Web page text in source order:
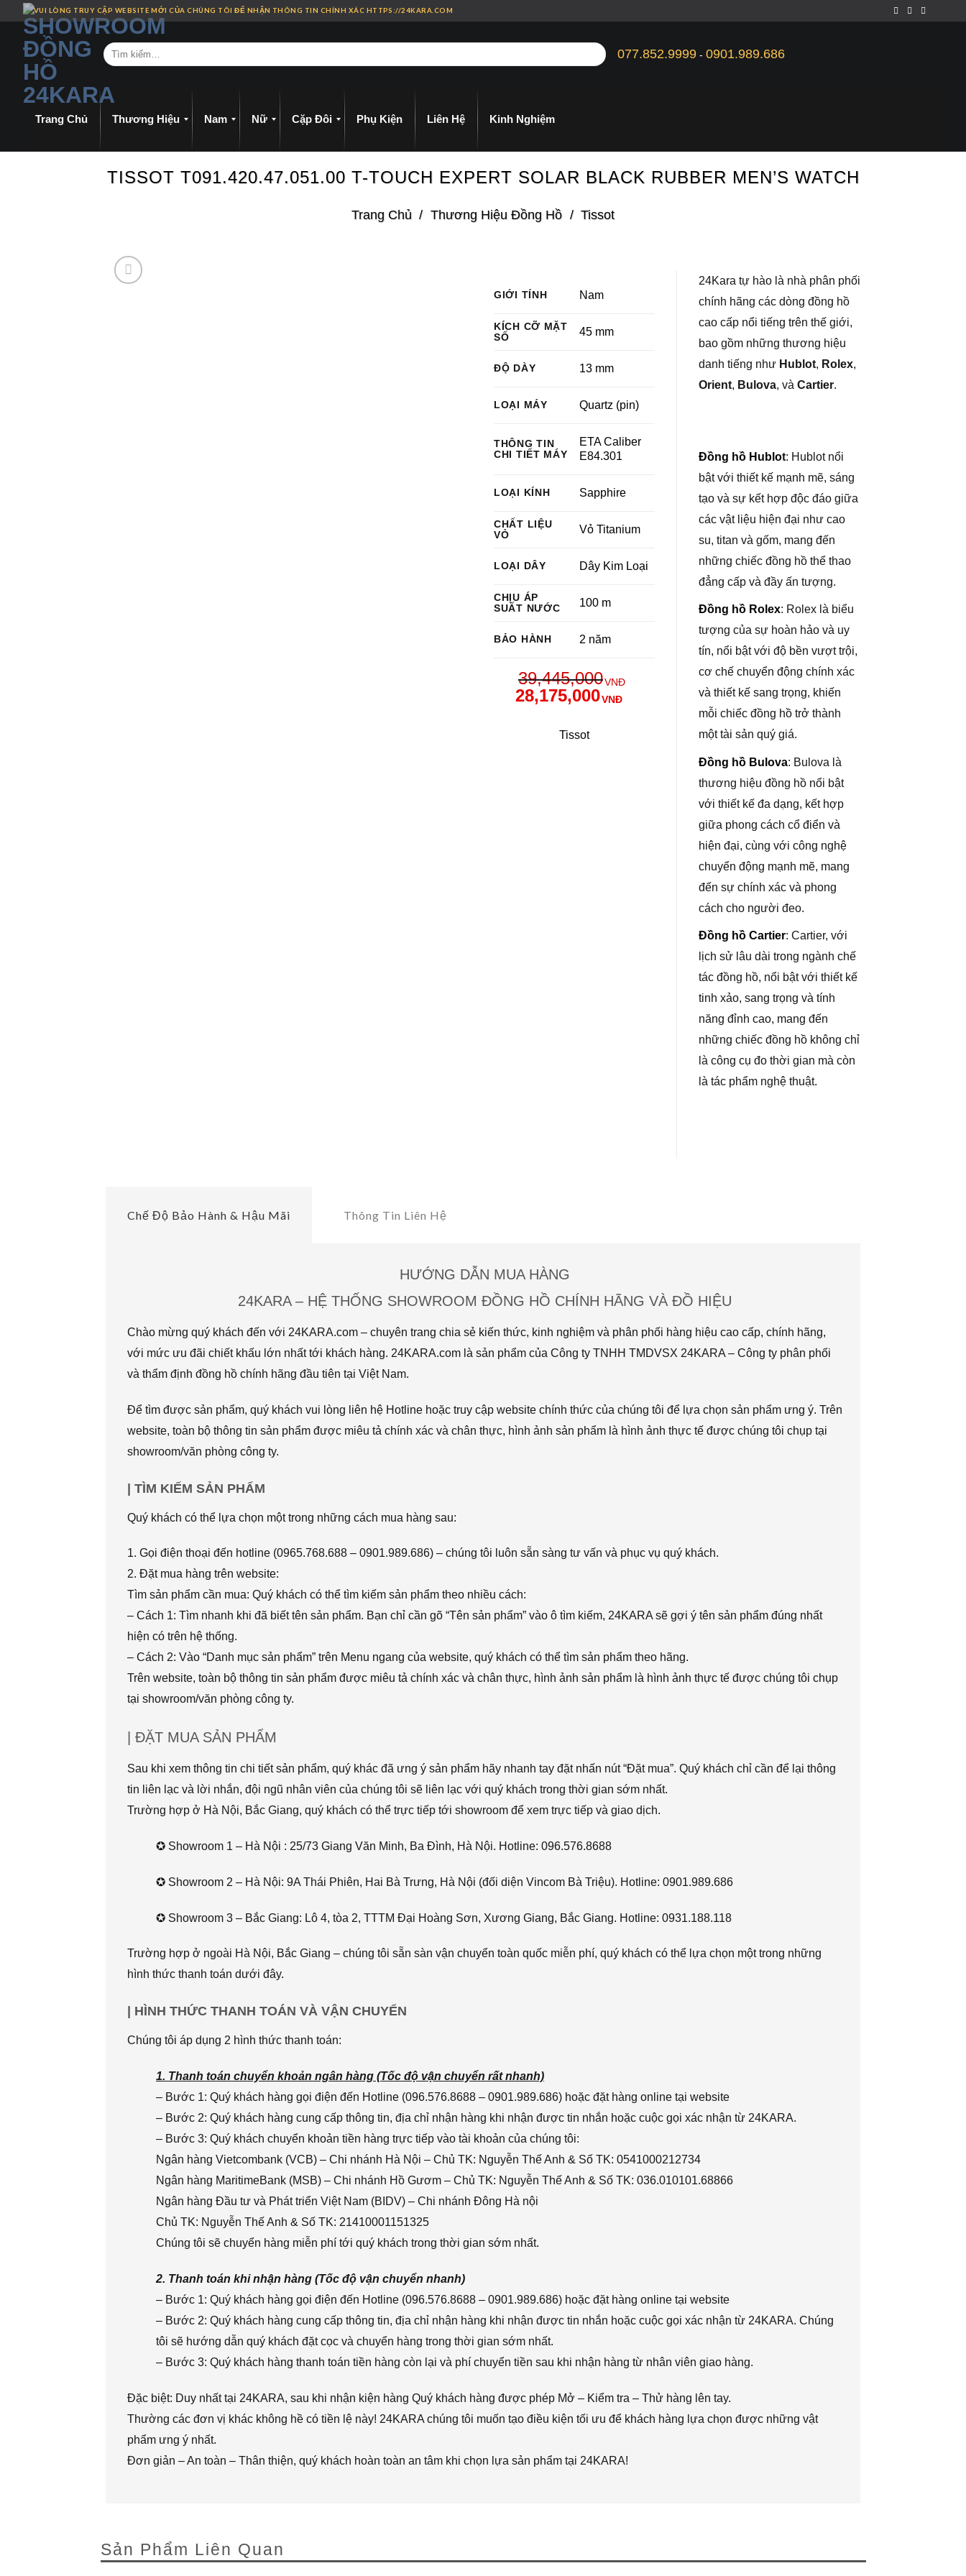
content
VUI LÒNG TRUY CẬP WEBSITE MỚI CỦA CHÚNG TÔI ĐỂ NHẬN THÔNG TIN CHÍNH XÁC HTTPS://24KARA.COM
077.852.9999- 0901.989.686
Trang Chủ Thương Hiệu Nam Nữ Cặp Đôi Phụ Kiện Liên Hệ Kinh Nghiệm
TISSOT T091.420.47.051.00 T-TOUCH EXPERT SOLAR BLACK RUBBER MEN’S WATCH
Trang Chủ / Thương Hiệu Đồng Hồ / Tissot
GIỚI TÍNH Nam
KÍCH CỠ MẶT
SỐ
45 mm
ĐỘ DÀY 13 mm
LOẠI MÁY Quartz (pin)
THÔNG TIN
CHI TIẾT MÁY
ETA Caliber
E84.301
LOẠI KÍNH Sapphire
CHẤT LIỆU
VỎ
Vỏ Titanium
LOẠI DÂY Dây Kim Loại
CHỊU ÁP
SUẤT NƯỚC
100 m
BẢO HÀNH 2 năm
39,445,000VNĐ
28,175,000VNĐ
Tissot
24Kara tự hào là nhà phân phối
chính hãng các dòng đồng hồ
cao cấp nổi tiếng trên thế giới,
bao gồm những thương hiệu
danh tiếng như Hublot, Rolex,
Orient, Bulova, và Cartier.
Đồng hồ Hublot: Hublot nổi
bật với thiết kế mạnh mẽ, sáng
tạo và sự kết hợp độc đáo giữa
các vật liệu hiện đại như cao
su, titan và gốm, mang đến
những chiếc đồng hồ thể thao
đẳng cấp và đầy ấn tượng.
Đồng hồ Rolex: Rolex là biểu
tượng của sự hoàn hảo và uy
tín, nổi bật với độ bền vượt trội,
cơ chế chuyển động chính xác
và thiết kế sang trọng, khiến
mỗi chiếc đồng hồ trở thành
một tài sản quý giá.
Đồng hồ Bulova: Bulova là
thương hiệu đồng hồ nổi bật
với thiết kế đa dạng, kết hợp
giữa phong cách cổ điển và
hiện đại, cùng với công nghệ
chuyển động mạnh mẽ, mang
đến sự chính xác và phong
cách cho người đeo.
Đồng hồ Cartier: Cartier, với
lịch sử lâu dài trong ngành chế
tác đồng hồ, nổi bật với thiết kế
tinh xảo, sang trọng và tính
năng đỉnh cao, mang đến
những chiếc đồng hồ không chỉ
là công cụ đo thời gian mà còn
là tác phẩm nghệ thuật.
Chế Độ Bảo Hành & Hậu Mãi Thông Tin Liên Hệ
HƯỚNG DẪN MUA HÀNG
24KARA – HỆ THỐNG SHOWROOM ĐỒNG HỒ CHÍNH HÃNG VÀ ĐỒ HIỆU
Chào mừng quý khách đến với 24KARA.com – chuyên trang chia sẻ kiến thức, kinh nghiệm và phân phối hàng hiệu cao cấp, chính hãng,
với mức ưu đãi chiết khấu lớn nhất tới khách hàng. 24KARA.com là sản phẩm của Công ty TNHH TMDVSX 24KARA – Công ty phân phối
và thẩm định đồng hồ chính hãng đầu tiên tại Việt Nam.
Để tìm được sản phẩm, quý khách vui lòng liên hệ Hotline hoặc truy cập website chính thức của chúng tôi để lựa chọn sản phẩm ưng ý. Trên
website, toàn bộ thông tin sản phẩm được miêu tả chính xác và chân thực, hình ảnh sản phẩm là hình ảnh thực tế được chúng tôi chụp tại
showroom/văn phòng công ty.
| TÌM KIẾM SẢN PHẨM
Quý khách có thể lựa chọn một trong những cách mua hàng sau:
1. Gọi điện thoại đến hotline (0965.768.688 – 0901.989.686) – chúng tôi luôn sẵn sàng tư vấn và phục vụ quý khách.
2. Đặt mua hàng trên website:
Tìm sản phẩm cần mua: Quý khách có thể tìm kiếm sản phẩm theo nhiều cách:
– Cách 1: Tìm nhanh khi đã biết tên sản phẩm. Bạn chỉ cần gõ “Tên sản phẩm” vào ô tìm kiếm, 24KARA sẽ gợi ý tên sản phẩm đúng nhất
hiện có trên hệ thống.
– Cách 2: Vào “Danh mục sản phẩm” trên Menu ngang của website, quý khách có thể tìm sản phẩm theo hãng.
Trên website, toàn bộ thông tin sản phẩm được miêu tả chính xác và chân thực, hình ảnh sản phẩm là hình ảnh thực tế được chúng tôi chụp
tại showroom/văn phòng công ty.
| ĐẶT MUA SẢN PHẨM
Sau khi xem thông tin chi tiết sản phẩm, quý khác đã ưng ý sản phẩm hãy nhanh tay đặt nhấn nút “Đặt mua”. Quý khách chỉ cần để lại thông
tin liên lạc và lời nhắn, đội ngũ nhân viên của chúng tôi sẽ liên lạc với quý khách trong thời gian sớm nhất.
Trường hợp ở Hà Nội, Bắc Giang, quý khách có thể trực tiếp tới showroom để xem trực tiếp và giao dịch.
✪ Showroom 1 – Hà Nội : 25/73 Giang Văn Minh, Ba Đình, Hà Nội. Hotline: 096.576.8688
✪ Showroom 2 – Hà Nội: 9A Thái Phiên, Hai Bà Trưng, Hà Nội (đối diện Vincom Bà Triệu). Hotline: 0901.989.686
✪ Showroom 3 – Bắc Giang: Lô 4, tòa 2, TTTM Đại Hoàng Sơn, Xương Giang, Bắc Giang. Hotline: 0931.188.118
Trường hợp ở ngoài Hà Nội, Bắc Giang – chúng tôi sẵn sàn vận chuyển toàn quốc miễn phí, quý khách có thể lựa chọn một trong những
hình thức thanh toán dưới đây.
| HÌNH THỨC THANH TOÁN VÀ VẬN CHUYỂN
Chúng tôi áp dụng 2 hình thức thanh toán:
1. Thanh toán chuyển khoản ngân hàng (Tốc độ vận chuyển rất nhanh)
– Bước 1: Quý khách hàng gọi điện đến Hotline (096.576.8688 – 0901.989.686) hoặc đặt hàng online tại website
– Bước 2: Quý khách hàng cung cấp thông tin, địa chỉ nhận hàng khi nhận được tin nhắn hoặc cuộc gọi xác nhận từ 24KARA.
– Bước 3: Quý khách chuyển khoản tiền hàng trực tiếp vào tài khoản của chúng tôi:
Ngân hàng Vietcombank (VCB) – Chi nhánh Hà Nội – Chủ TK: Nguyễn Thế Anh & Số TK: 0541000212734
Ngân hàng MaritimeBank (MSB) – Chi nhánh Hồ Gươm – Chủ TK: Nguyễn Thế Anh & Số TK: 036.010101.68866
Ngân hàng Đầu tư và Phát triển Việt Nam (BIDV) – Chi nhánh Đông Hà nội
Chủ TK: Nguyễn Thế Anh & Số TK: 21410001151325
Chúng tôi sẽ chuyển hàng miễn phí tới quý khách trong thời gian sớm nhất.
2. Thanh toán khi nhận hàng (Tốc độ vận chuyển nhanh)
– Bước 1: Quý khách hàng gọi điện đến Hotline (096.576.8688 – 0901.989.686) hoặc đặt hàng online tại website
– Bước 2: Quý khách hàng cung cấp thông tin, địa chỉ nhận hàng khi nhận được tin nhắn hoặc cuộc gọi xác nhận từ 24KARA. Chúng
tôi sẽ hướng dẫn quý khách đặt cọc và chuyển hàng trong thời gian sớm nhất.
– Bước 3: Quý khách hàng thanh toán tiền hàng còn lại và phí chuyển tiền sau khi nhận hàng từ nhân viên giao hàng.
Đặc biệt: Duy nhất tại 24KARA, sau khi nhận kiện hàng Quý khách hàng được phép Mở – Kiểm tra – Thử hàng lên tay.
Thường các đơn vị khác không hề có tiền lệ này! 24KARA chúng tôi muốn tạo điều kiện tối ưu để khách hàng lựa chọn được những vật
phẩm ưng ý nhất.
Đơn giản – An toàn – Thân thiện, quý khách hoàn toàn an tâm khi chọn lựa sản phẩm tại 24KARA!
Sản Phẩm Liên Quan